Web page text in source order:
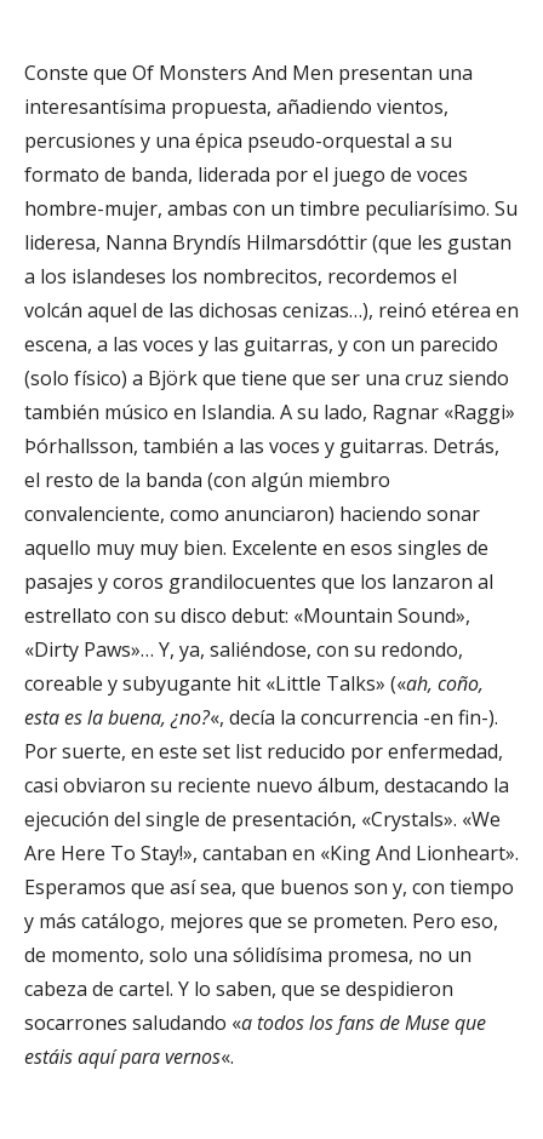
Conste que Of Monsters And Men presentan una
interesantísima propuesta, añadiendo vientos,
percusiones y una épica pseudo-orquestal a su
formato de banda, liderada por el juego de voces
hombre-mujer, ambas con un timbre peculiarísimo. Su
lideresa, Nanna Bryndís Hilmarsdóttir (que les gustan
a los islandeses los nombrecitos, recordemos el
volcán aquel de las dichosas cenizas…), reinó etérea en
escena, a las voces y las guitarras, y con un parecido
(solo físico) a Björk que tiene que ser una cruz siendo
también músico en Islandia. A su lado, Ragnar «Raggi»
Þórhallsson, también a las voces y guitarras. Detrás,
el resto de la banda (con algún miembro
convalenciente, como anunciaron) haciendo sonar
aquello muy muy bien. Excelente en esos singles de
pasajes y coros grandilocuentes que los lanzaron al
estrellato con su disco debut: «Mountain Sound»,
«Dirty Paws»… Y, ya, saliéndose, con su redondo,
coreable y subyugante hit «Little Talks» («ah, coño,
esta es la buena, ¿no?«, decía la concurrencia -en fin-).
Por suerte, en este set list reducido por enfermedad,
casi obviaron su reciente nuevo álbum, destacando la
ejecución del single de presentación, «Crystals». «We
Are Here To Stay!», cantaban en «King And Lionheart».
Esperamos que así sea, que buenos son y, con tiempo
y más catálogo, mejores que se prometen. Pero eso,
de momento, solo una sólidísima promesa, no un
cabeza de cartel. Y lo saben, que se despidieron
socarrones saludando «a todos los fans de Muse que
estáis aquí para vernos«.